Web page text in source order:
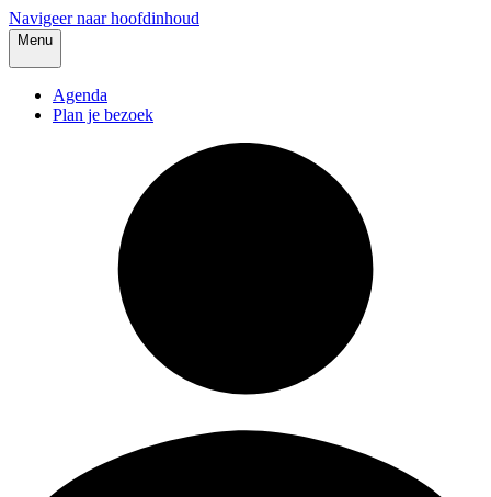
Navigeer naar hoofdinhoud
Menu
Agenda
Plan je bezoek